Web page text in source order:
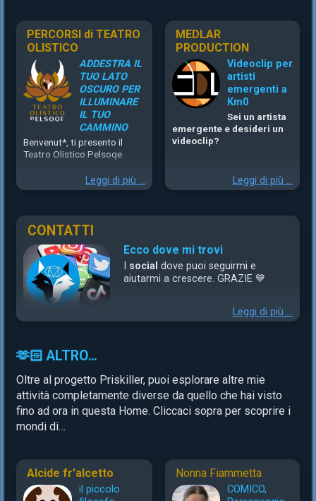
sentito dal vivo, ma la storia
che si cela dietro questa
scelta stilistica e audace.
La canzone del sole,
grandissimo classico della
nostra tradizione
musicaleitaliana. Canzone
che io per prima amo molto.
Una musica allegra e
spensierata che
dalla profonda tristezza.
utilizzata per sensibilizzare a
quello che può essere il
mondo interiore di una
persona lacerata dall’amore
stesso e dalle vicissitudini
della vita.
in particolare, nell’ultimo live
cover è stata molto
che nonostante tutto, se
vita possiamo sempre in
ogni momento rialzarci e
amare.
Sono mesi che desidero
realizzare una video cover
senza una idea chiara, nitida
e precisa.
PERCORSI di TEATRO
OLISTICO
ADDESTRA IL
TUO LATO
OSCURO PER
ILLUMINARE
IL TUO
CAMMINO
Benvenut*, ti presento il
Teatro Olistico Pelsoqe
Leggi di più ...
MEDLAR
PRODUCTION
Videoclip per
artisti
emergenti a
Km0
Sei un artista
emergente e desideri un
videoclip?
Posso realizzare per te
videoclip demo di ottima
playback, a costi molto
Leggi di più ...
CONTATTI
Ecco dove mi trovi
social dove puoi seguirmi e
aiutarmi a crescere. GRAZIE 💙
Leggi di più ...
🫶🏻 ALTRO…
Oltre al progetto Priskiller, puoi esplorare altre mie
attività completamente diverse da quello che hai visto
fino ad ora in questa Home. Cliccaci sopra per scoprire i
mondi di…
Alcide fr’alcetto
il piccolo
Nonna Fiammetta
COMICO,